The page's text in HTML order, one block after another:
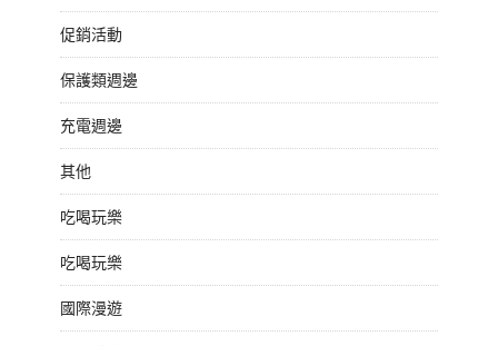
促銷活動
保護類週邊
充電週邊
其他
吃喝玩樂
吃喝玩樂
國際漫遊